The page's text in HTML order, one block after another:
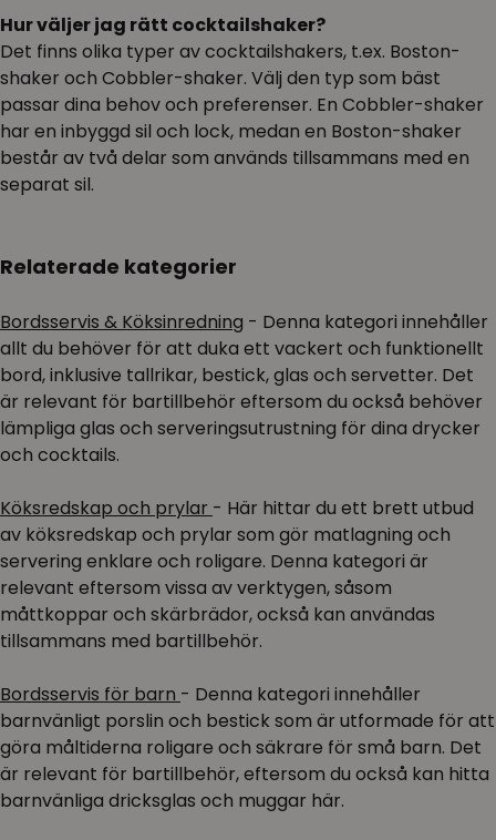
Hur väljer jag rätt cocktailshaker?
Det finns olika typer av cocktailshakers, t.ex. Boston-
shaker och Cobbler-shaker. Välj den typ som bäst
passar dina behov och preferenser. En Cobbler-shaker
har en inbyggd sil och lock, medan en Boston-shaker
består av två delar som används tillsammans med en
separat sil.
Relaterade kategorier
Bordsservis & Köksinredning - Denna kategori innehåller
allt du behöver för att duka ett vackert och funktionellt
bord, inklusive tallrikar, bestick, glas och servetter. Det
är relevant för bartillbehör eftersom du också behöver
lämpliga glas och serveringsutrustning för dina drycker
och cocktails.
Köksredskap och prylar - Här hittar du ett brett utbud
av köksredskap och prylar som gör matlagning och
servering enklare och roligare. Denna kategori är
relevant eftersom vissa av verktygen, såsom
måttkoppar och skärbrädor, också kan användas
tillsammans med bartillbehör.
Bordsservis för barn - Denna kategori innehåller
barnvänligt porslin och bestick som är utformade för att
göra måltiderna roligare och säkrare för små barn. Det
är relevant för bartillbehör, eftersom du också kan hitta
barnvänliga dricksglas och muggar här.